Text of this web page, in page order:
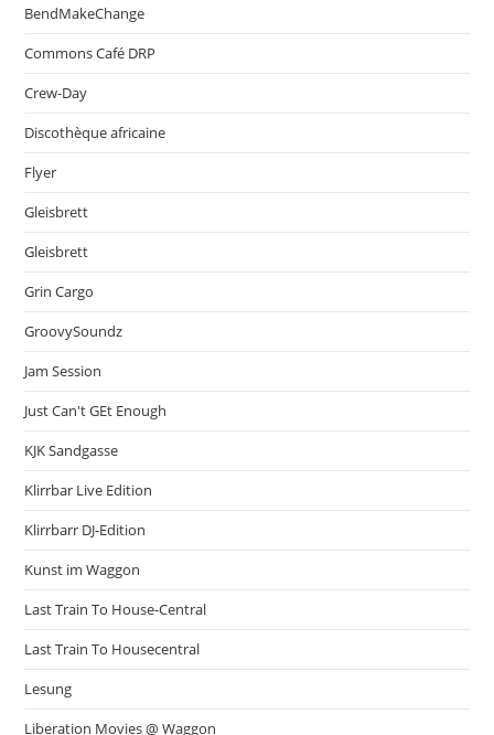
BendMakeChange
Commons Café DRP
Crew-Day
Discothèque africaine
Flyer
Gleisbrett
Gleisbrett
Grin Cargo
GroovySoundz
Jam Session
Just Can't GEt Enough
KJK Sandgasse
Klirrbar Live Edition
Klirrbarr DJ-Edition
Kunst im Waggon
Last Train To House-Central
Last Train To Housecentral
Lesung
Liberation Movies @ Waggon